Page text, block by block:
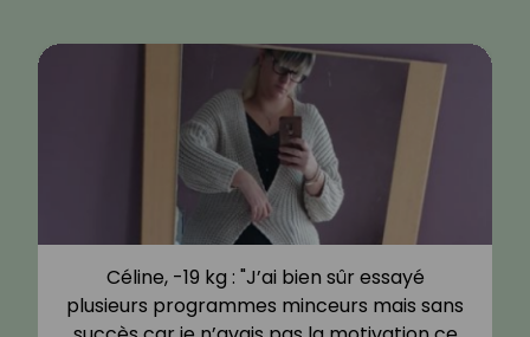
Céline, -19 kg : "J’ai bien sûr essayé
plusieurs programmes minceurs mais sans